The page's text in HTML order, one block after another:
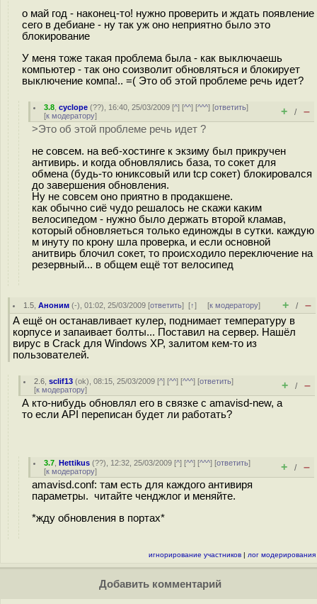
о май год - наконец-то! нужно проверить и ждать появление
сего в дебиане - ну так уж оно неприятно было это
блокирование
У меня тоже такая проблема была - как выключаешь
компьютер - так оно соизволит обновляться и блокирует
выключение компа!.. =( Это об этой проблеме речь идет?
3.8 ,cyclope (??), 16:40, 25/03/2009 [^] [^^] [^^^] [ответить]
[к модератору] + / –
>Это об этой проблеме речь идет ?
не совсем. на веб-хостинге к экзиму был прикручен
антивирь. и когда обновлялись база, то сокет для
обмена (будь-то юниксовый или tcp сокет) блокировался
до завершения обновления.
Ну не совсем оно приятно в продакшене.
как обычно сиё чудо решалось не скажи каким
велосипедом - нужно было держать второй кламав,
который обновляеться только единожды в сутки. каждую
м инуту по крону шла проверка, и если основной
анитвирь блочил сокет, то происходило переключение на
резервный... в общем ещё тот велосипед
1.5 ,Аноним (-), 01:02, 25/03/2009 [ответить][↑] [к модератору] + / –
А ещё он останавливает кулер, поднимает температуру в
корпусе и запаивает болты... Поставил на сервер. Нашёл
вирус в Crack для Windows XP, залитом кем-то из
пользователей.
2.6 ,sclif13 (ok), 08:15, 25/03/2009 [^] [^^] [^^^] [ответить]
[к модератору] + / –
А кто-нибудь обновлял его в связке с amavisd-new, а
то если API переписан будет ли работать?
3.7 ,Hettikus (??), 12:32, 25/03/2009 [^] [^^] [^^^] [ответить]
[к модератору] + / –
amavisd.conf: там есть для каждого антивиря
параметры. читайте ченджлог и меняйте.
*жду обновления в портах*
игнорирование участников | лог модерирования
Добавить комментарий